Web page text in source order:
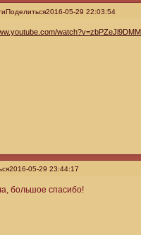
Поделиться2016-05-29 22:03:54
watch?v=zbPZeJl9DMM
2016-05-29 23:44:17
большое спасибо!